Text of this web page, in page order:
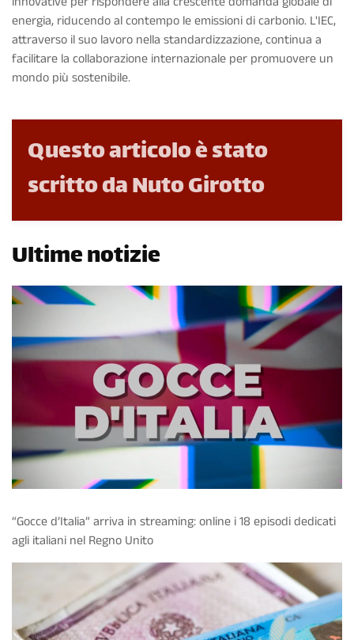
energia, riducendo al contempo le emissioni di carbonio. L'IEC,
attraverso il suo lavoro nella standardizzazione, continua a
facilitare la collaborazione internazionale per promuovere un
mondo più sostenibile.
Questo articolo è stato
scritto da Nuto Girotto
Ultime notizie
“Gocce d’Italia” arriva in streaming: online i 18 episodi dedicati
agli italiani nel Regno Unito